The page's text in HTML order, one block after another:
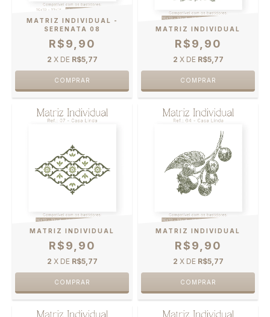
MATRIZ INDIVIDUAL -
SERENATA 08
R$9,90
2 X DE R$5,77
MATRIZ INDIVIDUAL
R$9,90
2 X DE R$5,77
MATRIZ INDIVIDUAL
R$9,90
2 X DE R$5,77
MATRIZ INDIVIDUAL
R$9,90
2 X DE R$5,77